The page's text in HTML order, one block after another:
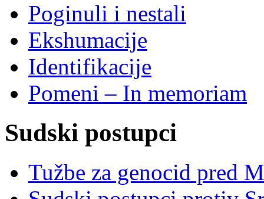
Poginuli i nestali
Ekshumacije
Identifikacije
Pomeni – In memoriam
Sudski postupci
Tužbe za genocid pred